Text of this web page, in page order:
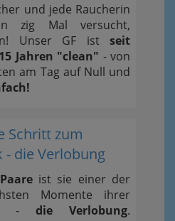
und jede Raucherin
zig Mal versucht,
Unser GF ist seit
Jahren "clean" - von
am Tag auf Null und
Schritt zum
- die Verlobung
ist sie einer der
Momente ihrer
- die Verlobung.